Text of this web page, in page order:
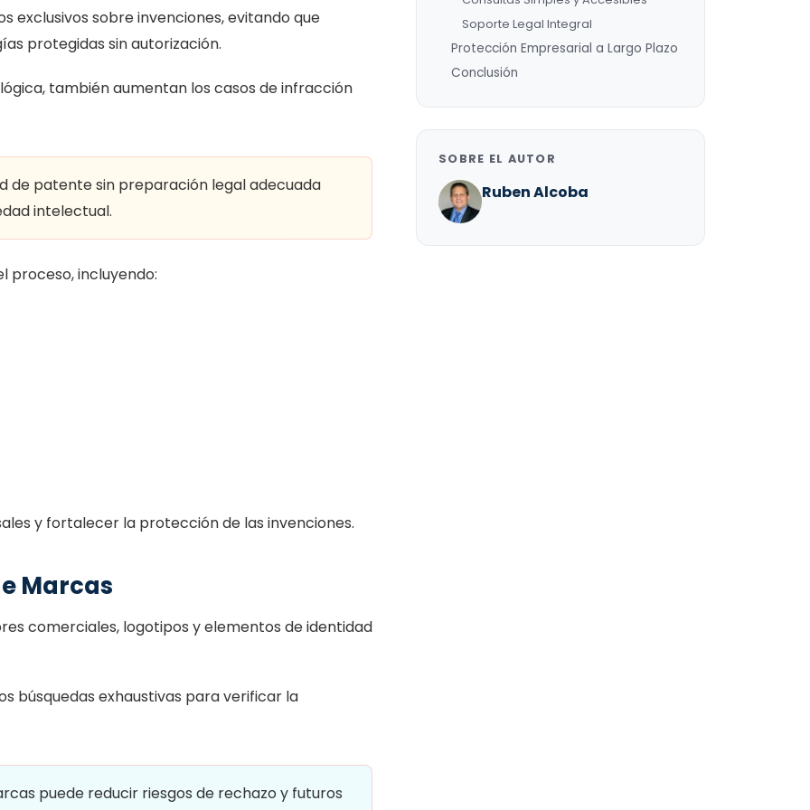
sobre invenciones, evitando que
protegidas sin autorización.
también aumentan los casos de infracción
de patente sin preparación legal adecuada
intelectual.
proceso, incluyendo:
y fortalecer la protección de las invenciones.
Marcas
comerciales, logotipos y elementos de identidad
búsquedas exhaustivas para verificar la
puede reducir riesgos de rechazo y futuros
Soporte Legal Integral
Protección Empresarial a Largo Plazo
Conclusión
SOBRE EL AUTOR
Ruben Alcoba